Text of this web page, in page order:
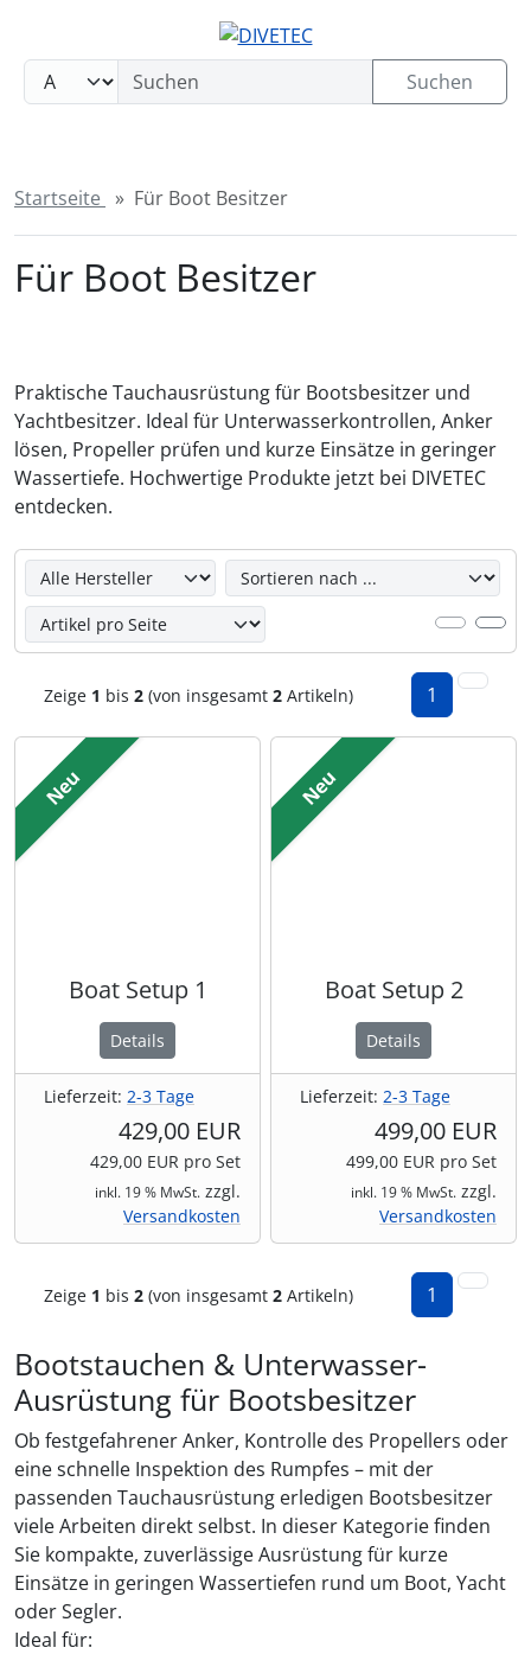
Springe zur Navigation
Springe zu den allgemeinen Informationen
Suchen
Startseite Für Boot Besitzer
Für Boot Besitzer
Praktische Tauchausrüstung für Bootsbesitzer und
Yachtbesitzer. Ideal für Unterwasserkontrollen, Anker
lösen, Propeller prüfen und kurze Einsätze in geringer
Wassertiefe. Hochwertige Produkte jetzt bei DIVETEC⁠
entdecken.
Hier können Sie die nachfolgenden Artikel umsortieren
Zeige 1 bis 2(von insgesamt 2Artikeln) 1
Neu
Boat Setup 1
Details
Lieferzeit: 2-3 Tage
429,00 EUR
429,00 EUR pro Set
inkl. 19 % MwSt. zzgl.
Versandkosten
Neu
Boat Setup 2
Details
Lieferzeit: 2-3 Tage
499,00 EUR
499,00 EUR pro Set
inkl. 19 % MwSt. zzgl.
Versandkosten
Zeige 1 bis 2(von insgesamt 2Artikeln) 1
Bootstauchen & Unterwasser-
Ausrüstung für Bootsbesitzer
Ob festgefahrener Anker, Kontrolle des Propellers oder
eine schnelle Inspektion des Rumpfes – mit der
passenden Tauchausrüstung erledigen Bootsbesitzer
viele Arbeiten direkt selbst. In dieser Kategorie finden
Sie kompakte, zuverlässige Ausrüstung für kurze
Einsätze in geringen Wassertiefen rund um Boot, Yacht
oder Segler.
Ideal für: